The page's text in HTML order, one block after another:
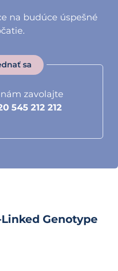
na budúce úspešné
sa
zavolajte
545 212 212
Genotype